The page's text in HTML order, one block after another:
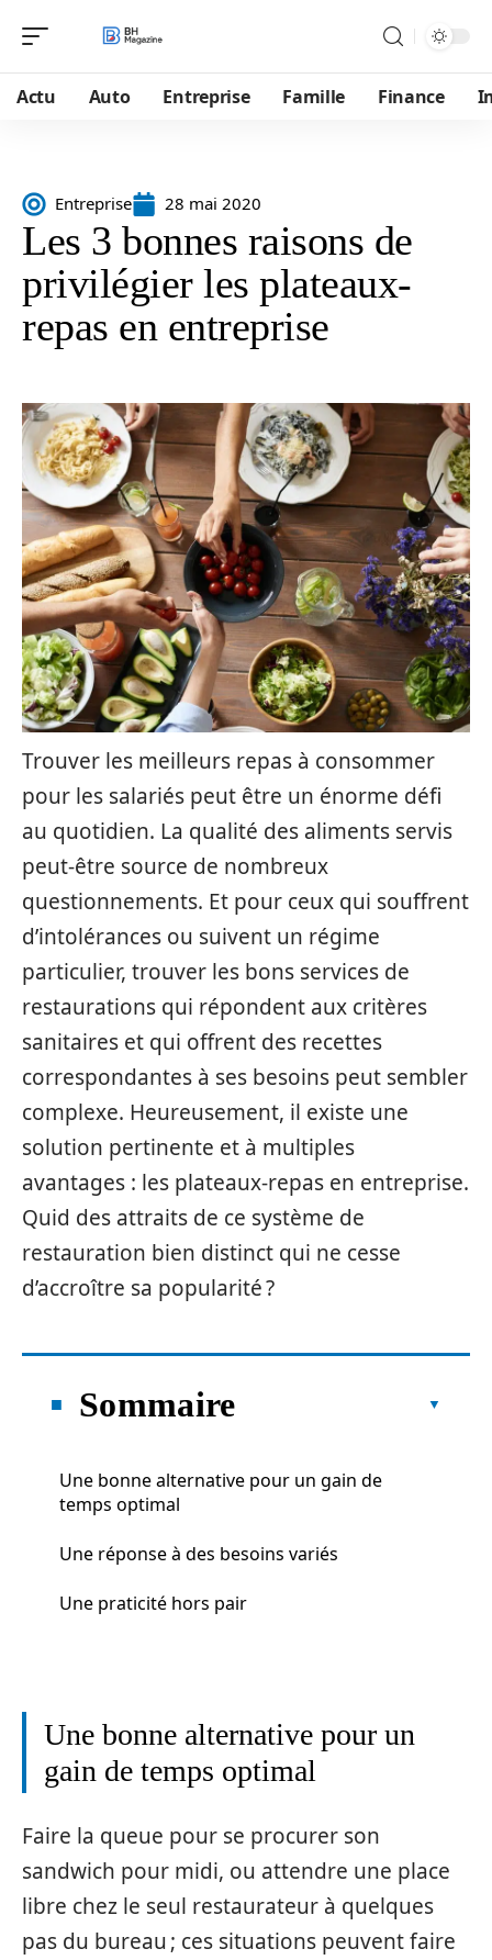
Actu Auto Entreprise Famille Finance
Entreprise 28 mai 2020
Les 3 bonnes raisons de
privilégier les plateaux-
repas en entreprise
Trouver les meilleurs repas à consommer
pour les salariés peut être un énorme défi
au quotidien. La qualité des aliments servis
peut-être source de nombreux
questionnements. Et pour ceux qui souffrent
d’intolérances ou suivent un régime
particulier, trouver les bons services de
restaurations qui répondent aux critères
sanitaires et qui offrent des recettes
correspondantes à ses besoins peut sembler
complexe. Heureusement, il existe une
solution pertinente et à multiples
avantages : les plateaux-repas en entreprise.
Quid des attraits de ce système de
restauration bien distinct qui ne cesse
d’accroître sa popularité ?
Sommaire
Une bonne alternative pour un gain de
temps optimal
Une réponse à des besoins variés
Une praticité hors pair
Une bonne alternative pour un
gain de temps optimal
Faire la queue pour se procurer son
sandwich pour midi, ou attendre une place
libre chez le seul restaurateur à quelques
pas du bureau ; ces situations peuvent faire